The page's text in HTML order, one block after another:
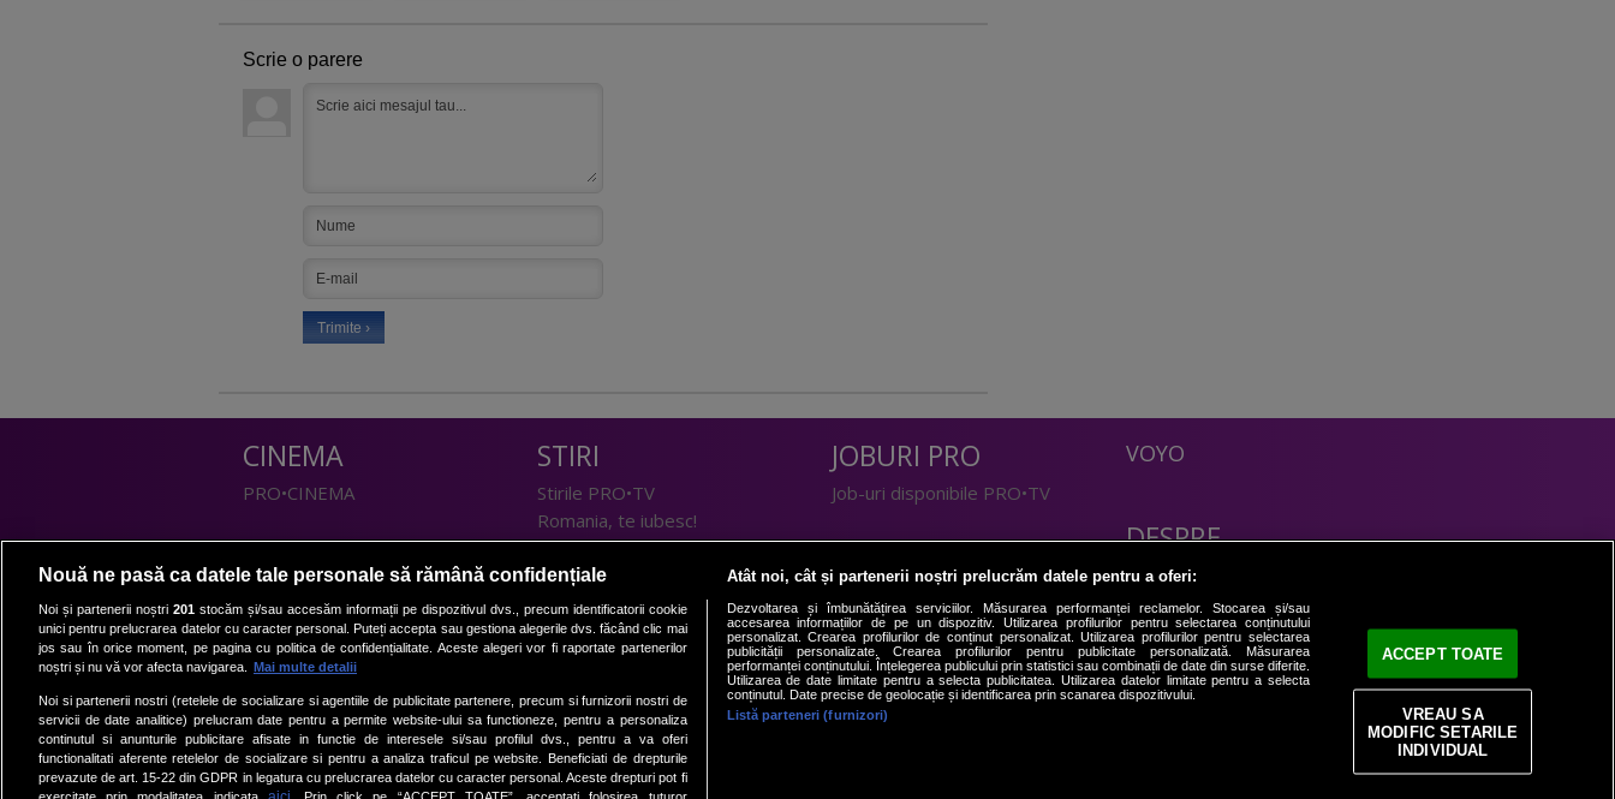
Scrie o parere
CINEMA
PRO•CINEMA
DIVERTISMENT
PRO•TV
Romanii au talent
Vocea Romaniei
Las Fierbinti
La Maruta
Apropo TV
STIRI
Stirile PRO•TV
Romania, te iubesc!
TEHNOLOGIE
I Like IT
SPORT
Sport.ro
PRO•ARENA
JOBURI PRO
Job-uri disponibile PRO•TV
LIFESTYLE
Doctor de Bine
Acasă
Acasă Gold
Perfecte
DeBarbati
VOYO
DESPRE
Politica Confidentialitate
Contact
Nouă ne pasă ca datele tale personale să rămână confidențiale
Noi și partenerii noștri 201stocăm și/sau accesăm informații pe dispozitivul dvs., precum identificatorii cookie
unici pentru prelucrarea datelor cu caracter personal. Puteți accepta sau gestiona alegerile dvs. făcând clic mai
jos sau în orice moment, pe pagina cu politica de confidențialitate. Aceste alegeri vor fi raportate partenerilor
noștri și nu vă vor afecta navigarea.
Mai multe detalii
Noi si partenerii nostri (retelele de socializare si agentiile de publicitate partenere, precum si furnizorii nostri de
servicii de date analitice) prelucram date pentru a permite website-ului sa functioneze, pentru a personaliza
continutul si anunturile publicitare afisate in functie de interesele si/sau profilul dvs., pentru a va oferi
functionalitati aferente retelelor de socializare si pentru a analiza traficul pe website. Beneficiati de drepturile
prevazute de art. 15-22 din GDPR in legatura cu prelucrarea datelor cu caracter personal. Aceste drepturi pot fi
Atât noi, cât și partenerii noștri prelucrăm datele pentru a oferi:
Dezvoltarea și îmbunătățirea serviciilor. Măsurarea performanței reclamelor. Stocarea și/sau
accesarea informațiilor de pe un dispozitiv. Utilizarea profilurilor pentru selectarea conținutului
personalizat. Crearea profilurilor de conținut personalizat. Utilizarea profilurilor pentru selectarea
publicității personalizate. Crearea profilurilor pentru publicitate personalizată. Măsurarea
performanței conținutului. Înțelegerea publicului prin statistici sau combinații de date din surse diferite.
Utilizarea de date limitate pentru a selecta publicitatea. Utilizarea datelor limitate pentru a selecta
conținutul. Date precise de geolocație și identificarea prin scanarea dispozitivului.
Listă parteneri (furnizori)
ACCEPT TOATE
VREAU SA
MODIFIC SETARILE
INDIVIDUAL